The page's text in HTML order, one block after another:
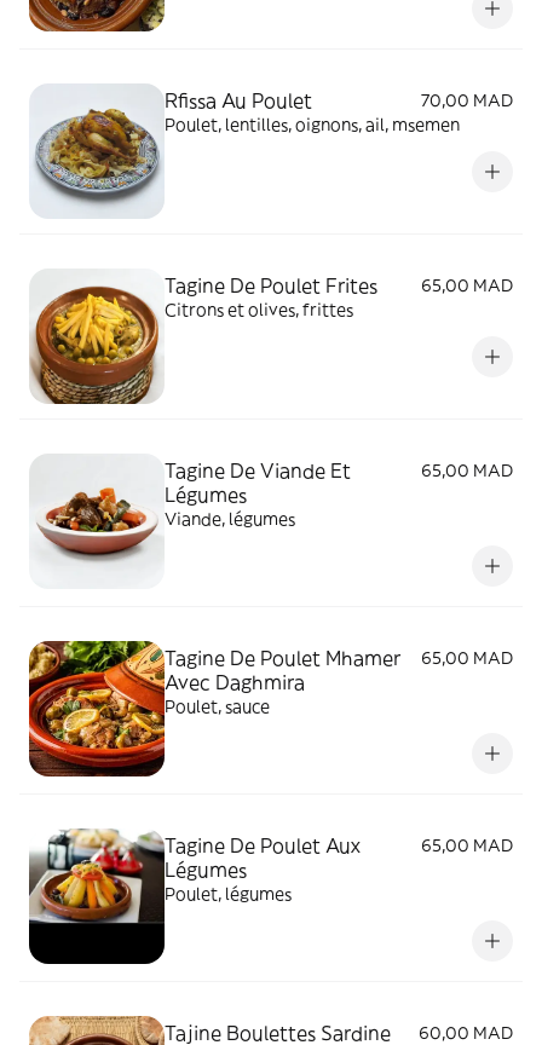
Rfissa Au Poulet
70,00 MAD
Poulet, lentilles, oignons, ail, msemen
Tagine De Poulet Frites
65,00 MAD
Citrons et olives, frittes
Tagine De Viande Et
Légumes
65,00 MAD
Viande, légumes
Tagine De Poulet Mhamer
Avec Daghmira
65,00 MAD
Poulet, sauce
Tagine De Poulet Aux
Légumes
65,00 MAD
Poulet, légumes
Tajine Boulettes Sardine
60,00 MAD